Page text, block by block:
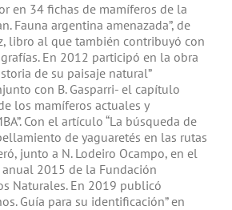
en 34 fichas de mamíferos de la
Fauna argentina amenazada”, de
libro al que también contribuyó con
En 2012 participó en la obra
de su paisaje natural”
con B. Gasparri- el capítulo
los mamíferos actuales y
Con el artículo “La búsqueda de
de yaguaretés en las rutas
, junto a N. Lodeiro Ocampo, en el
2015 de la Fundación
Naturales. En 2019 publicó
Guía para su identificación” en